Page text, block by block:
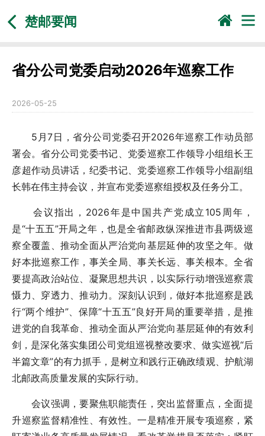
楚邮要闻
省分公司党委启动2026年巡察工作
2026-05-25
5月7日，省分公司党委召开2026年巡察工作动员部
署会。省分公司党委书记、党委巡察工作领导小组组长王
彦超作动员讲话，纪委书记、党委巡察工作领导小组副组
长韩在伟主持会议，并宣布党委巡察组授权及任务分工。
会议指出，2026年是中国共产党成立105周年，
是“十五五”开局之年，也是全省邮政纵深推进市县两级巡
察全覆盖、推动全面从严治党向基层延伸的攻坚之年。做
好本批巡察工作，事关全局、事关长远、事关根本。全省
要提高政治站位、凝聚思想共识，以实际行动增强巡察震
慑力、穿透力、推动力。深刻认识到，做好本批巡察是践
行“两个维护”、保障“十五五”良好开局的重要举措，是推
进党的自我革命、推动全面从严治党向基层延伸的有效利
剑，是深化落实集团公司党组巡视整改要求、做实巡视“后
半篇文章”的有力抓手，是树立和践行正确政绩观、护航湖
北邮政高质量发展的实际行动。
会议强调，要聚焦职能责任，突出监督重点，全面提
升巡察监督精准性、有效性。一是精准开展专项巡察，紧